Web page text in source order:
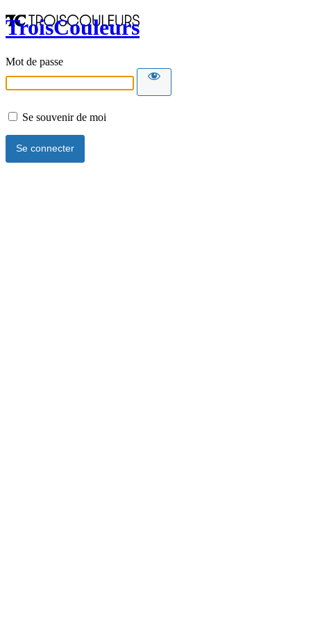
TroisCouleurs
Mot de passe
Se souvenir de moi